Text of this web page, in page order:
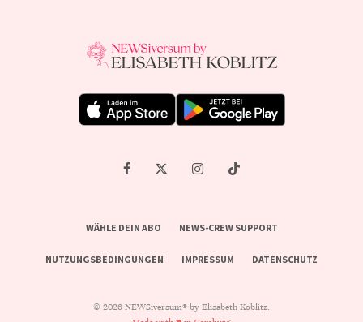
WÄHLE DEIN ABO NEWS-CREW SUPPORT
NUTZUNGSBEDINGUNGEN IMPRESSUM DATENSCHUTZ
© 2026 NEWSiversum® by Elisabeth Koblitz.